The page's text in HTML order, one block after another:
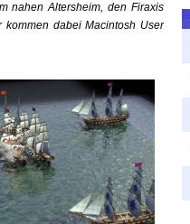
nahen Altersheim, den Firaxis
dabei Macintosh User